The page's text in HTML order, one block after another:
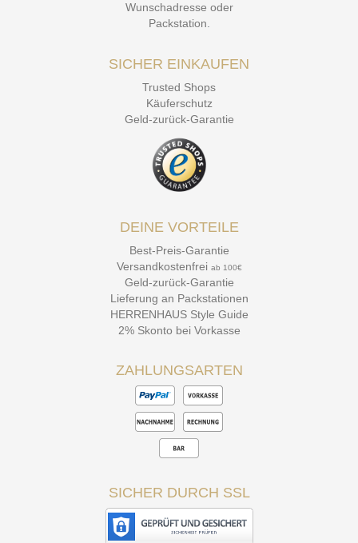
Wunschadresse oder
Packstation.
SICHER EINKAUFEN
Trusted Shops
Käuferschutz
Geld-zurück-Garantie
DEINE VORTEILE
Best-Preis-Garantie
Versandkostenfrei ab 100€
Geld-zurück-Garantie
Lieferung an Packstationen
HERRENHAUS Style Guide
2% Skonto bei Vorkasse
ZAHLUNGSARTEN
SICHER DURCH SSL